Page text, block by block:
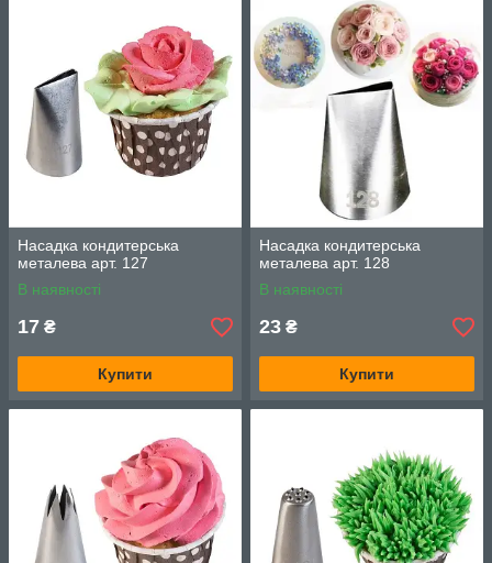
Насадка кондитерська
металева арт. 127
В наявності
17 ₴
Купити
Насадка кондитерська
металева арт. 128
В наявності
23 ₴
Купити